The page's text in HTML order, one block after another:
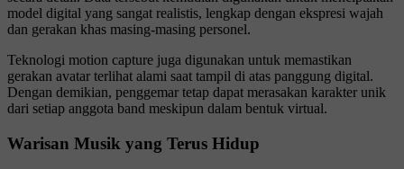
model digital yang sangat realistis, lengkap dengan ekspresi wajah
dan gerakan khas masing-masing personel.
Teknologi motion capture juga digunakan untuk memastikan
gerakan avatar terlihat alami saat tampil di atas panggung digital.
Dengan demikian, penggemar tetap dapat merasakan karakter unik
dari setiap anggota band meskipun dalam bentuk virtual.
Warisan Musik yang Terus Hidup